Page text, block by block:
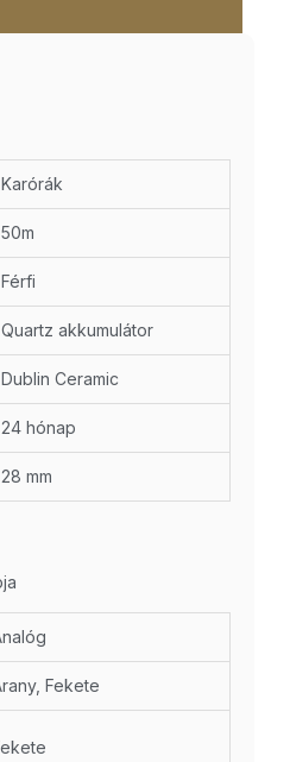
Karórák
50m
Férfi
Quartz akkumulátor
Dublin Ceramic
24 hónap
28 mm
Fekete